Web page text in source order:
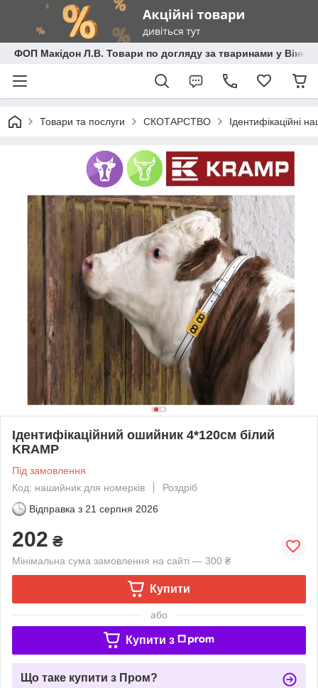
ФОП Макідон Л.В. Товари по догляду за тваринами у
Товари та послуги СКОТАРСТВО Ідентифікаційні
Ідентифікаційний ошийник 4*120см білий
KRAMP
Під замовлення
Код: нашийник для номерків
Роздріб
Відправка з 21 серпня 2026
202 ₴
Мінімальна сума замовлення на сайті — 300 ₴
Купити
або
Купити з
Що таке купити з Пром?